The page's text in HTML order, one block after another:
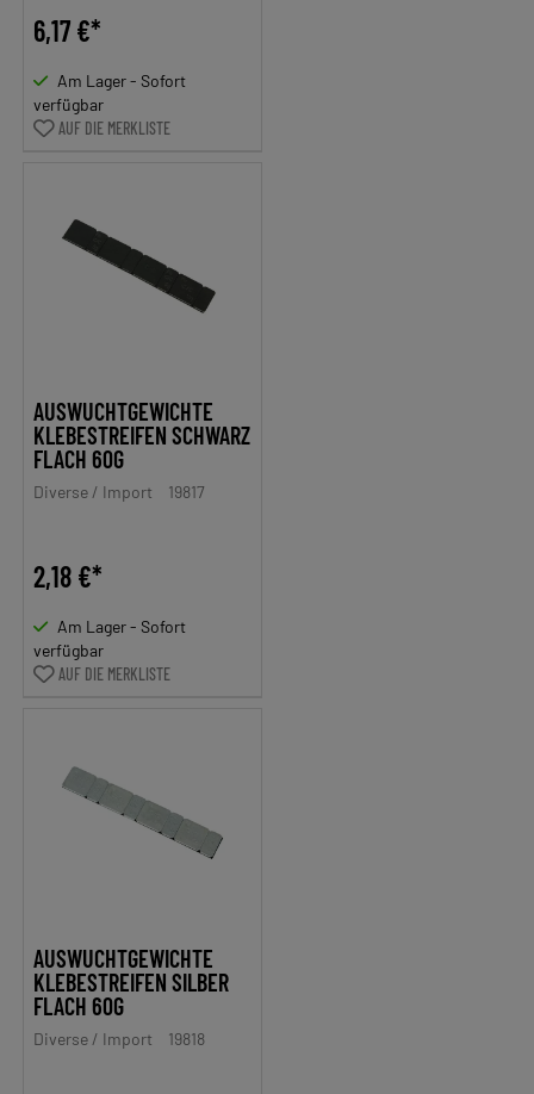
6,17 €*
Am Lager - Sofort
verfügbar
AUF DIE MERKLISTE
AUSWUCHTGEWICHTE
KLEBESTREIFEN SCHWARZ
FLACH 60G
Diverse / Import 19817
2,18 €*
Am Lager - Sofort
verfügbar
AUF DIE MERKLISTE
AUSWUCHTGEWICHTE
KLEBESTREIFEN SILBER
FLACH 60G
Diverse / Import 19818